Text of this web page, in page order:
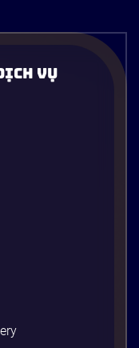
ứng dụng
ngành phần
ngon lành trên
production
phiên bản thư
– những thứ
Vụ